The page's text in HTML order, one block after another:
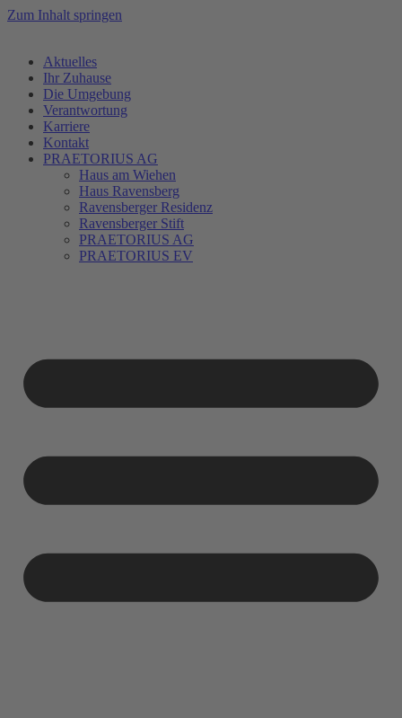
Zum Inhalt springen
Aktuelles
Ihr Zuhause
Die Umgebung
Verantwortung
Karriere
Kontakt
PRAETORIUS AG
Haus am Wiehen
Haus Ravensberg
Ravensberger Residenz
Ravensberger Stift
PRAETORIUS AG
PRAETORIUS EV